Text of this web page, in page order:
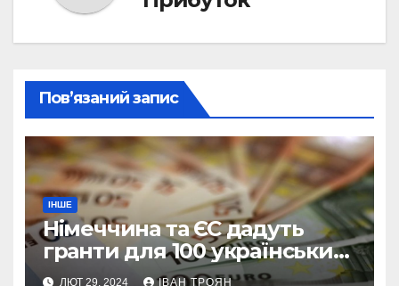
Пов’язаний запис
ІНШЕ
Німеччина та ЄС дадуть
гранти для 100 українських
підприємств
ЛЮТ 29, 2024 ІВАН ТРОЯН